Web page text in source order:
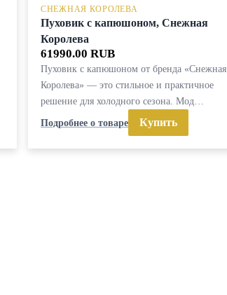
СНЕЖНАЯ КОРОЛЕВА
Пуховик с капюшоном, Снежная
Королева
61990.00 RUB
Пуховик с капюшоном от бренда «Снежная
Королева» — это стильное и практичное
решение для холодного сезона. Мод…
Подробнее о товаре
Купить